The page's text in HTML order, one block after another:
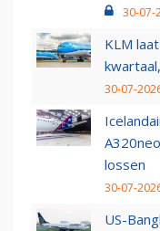
30-07-
KLM
30-07-
lossen
30-07-
US-